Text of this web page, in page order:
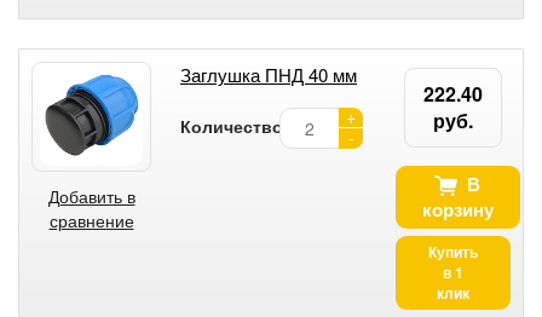
Добавить в
сравнение
Заглушка ПНД 40 мм
Количество:
+
-
222.40
руб.
В
корзину
Купить
в 1
клик